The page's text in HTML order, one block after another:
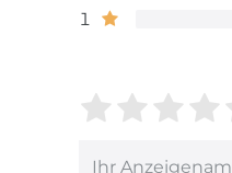
1
3
2
von
1
von